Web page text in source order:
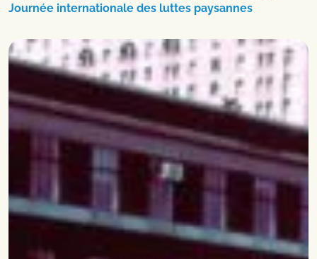
Journée internationale des luttes paysannes